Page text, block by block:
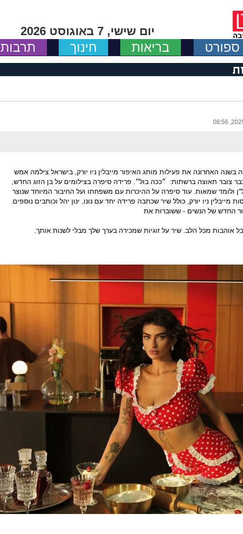
יום שישי, 7 באוגוסט 2026
ספורט בריאות חינוך תרבות
בשנה האחרונה את פעילות מותג האיפור מייבלין ניו יורק, בישראל צילמה אמש
צובר תאוצה ברשתות: ״ככה בול״. פרידה סיפרה בצילומים על בן הזוג החדש,
30, שעוסק בנדל"ן ולומד שמאות. עוד סיפרה על ההיכרות עם משפחתו ועל החיבור המיוחד שנוצר
ניו יורק, כולל שיר שכתבה פרידה יחד עם נונו, ינון יהל וכותבים נוספים.
החדש של הנשים - ששוברות את
אוהבות מכל הלב. שיר על זוגיות שמכירה בערך שלך מבלי לשנות אותך.